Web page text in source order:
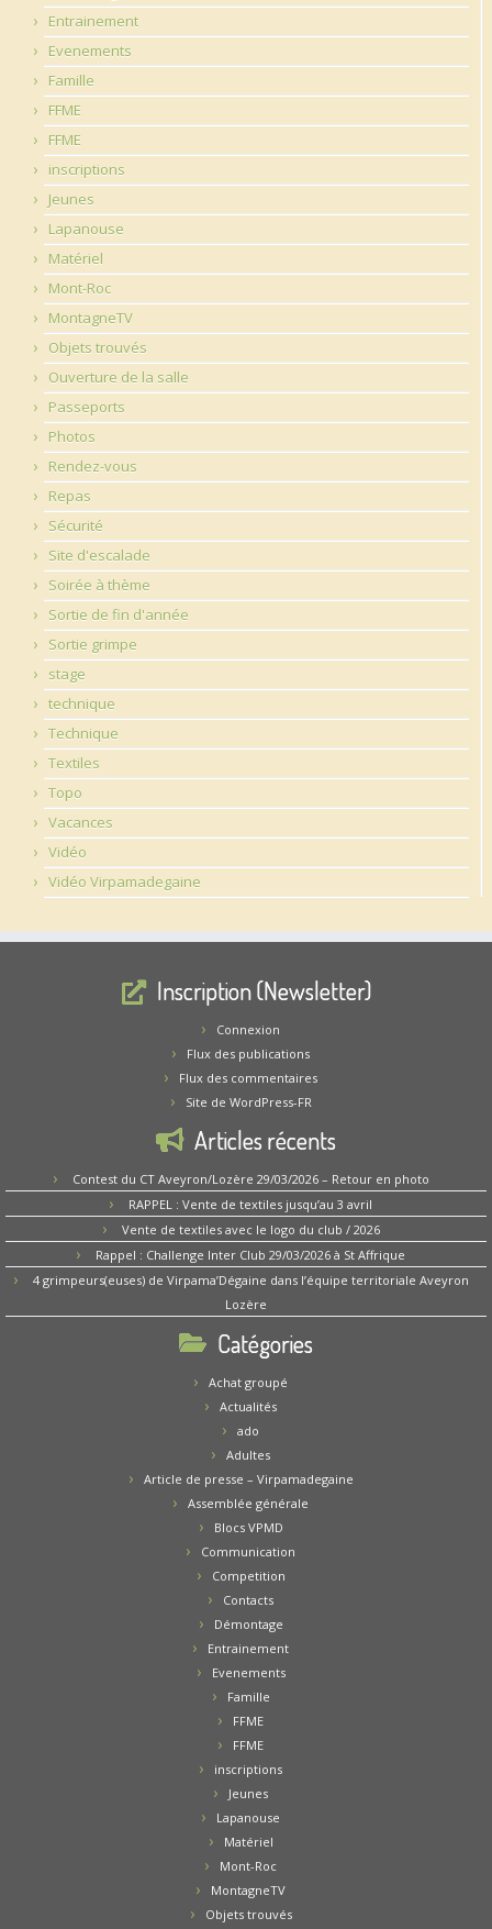
Entrainement
Evenements
Famille
FFME
FFME
inscriptions
Jeunes
Lapanouse
Matériel
Mont-Roc
MontagneTV
Objets trouvés
Ouverture de la salle
Passeports
Photos
Rendez-vous
Repas
Sécurité
Site d'escalade
Soirée à thème
Sortie de fin d'année
Sortie grimpe
stage
technique
Technique
Textiles
Topo
Vacances
Vidéo
Vidéo Virpamadegaine
Inscription (Newsletter)
Connexion
Flux des publications
Flux des commentaires
Site de WordPress-FR
Articles récents
Contest du CT Aveyron/Lozère 29/03/2026 – Retour en photo
RAPPEL : Vente de textiles jusqu’au 3 avril
Vente de textiles avec le logo du club / 2026
Rappel : Challenge Inter Club 29/03/2026 à St Affrique
4 grimpeurs(euses) de Virpama’Dégaine dans l’équipe territoriale Aveyron
Lozère
Catégories
Achat groupé
Actualités
ado
Adultes
Article de presse – Virpamadegaine
Assemblée générale
Blocs VPMD
Communication
Competition
Contacts
Démontage
Entrainement
Evenements
Famille
FFME
FFME
inscriptions
Jeunes
Lapanouse
Matériel
Mont-Roc
MontagneTV
Objets trouvés